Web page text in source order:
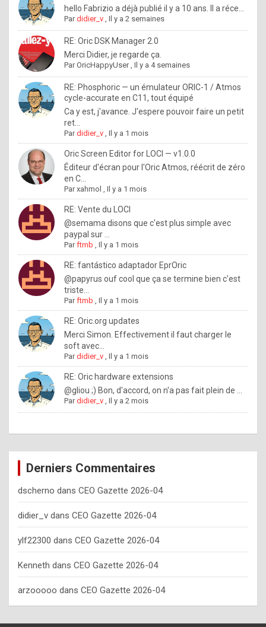
o
l
e
x
.
I
f
y
o
u
w
a
n
t
o
n
o
w
h
o
w
o
e
y
o
u
s
h
o
hello Fabrizio a déjà publié il y a 10 ans. Il a réce...
Pardidier_v ,Il y a 2 semaines
RE: Oric DSK Manager 2.0
Merci Didier, je regarde ça.
ParOricHappyUser,Il y a 4 semaines
RE: Phosphoric — un émulateur ORIC-1 / Atmos
cycle-accurate en C11, tout équipé
Ca y est, j'avance. J'espere pouvoir faire un petit
ret...
Pardidier_v ,Il y a 1 mois
Oric Screen Editor for LOCI — v1.0.0
Éditeur d'écran pour l'Oric Atmos, réécrit de zéro
en C...
Parxahmol ,Il y a 1 mois
RE: Vente du LOCI
@semama disons que c'est plus simple avec
paypal sur ...
Parftmb ,Il y a 1 mois
RE: fantástico adaptador EprOric
@papyrus ouf cool que ça se termine bien c'est
triste...
Parftmb ,Il y a 1 mois
RE: Oric.org updates
Merci Simon. Effectivement il faut charger le
soft avec...
Pardidier_v ,Il y a 1 mois
RE: Oric hardware extensions
@gliou ;) Bon, d'accord, on n'a pas fait plein de ...
Pardidier_v ,Il y a 2 mois
Derniers Commentaires
dscherno dans CEO Gazette 2026-04
didier_v dans CEO Gazette 2026-04
ylf22300 dans CEO Gazette 2026-04
Kenneth dans CEO Gazette 2026-04
arzooooo dans CEO Gazette 2026-04